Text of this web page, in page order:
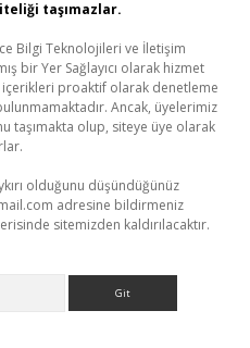
taşımazlar.
Bilgi Teknolojileri ve İletişim
bir Yer Sağlayıcı olarak hizmet
proaktif olarak denetleme
Ancak, üyelerimiz
taşımakta olup, siteye üye olarak
olduğunu düşündüğünüz
adresine bildirmeniz
sitemizden kaldırılacaktır.